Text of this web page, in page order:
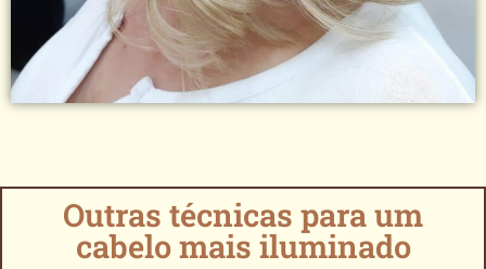
Outras técnicas para um
cabelo mais iluminado